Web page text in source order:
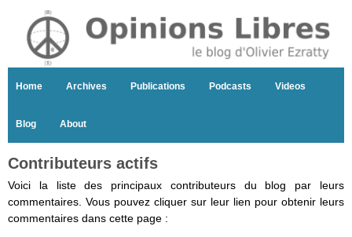
Home Archives Publications Podcasts Videos
Blog About
Contributeurs actifs
Voici la liste des principaux contributeurs du blog par leurs
commentaires. Vous pouvez cliquer sur leur lien pour obtenir leurs
commentaires dans cette page :